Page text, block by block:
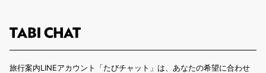
旅行案内LINEアカウント「たびチャット」は、あなたの希望に合わせ